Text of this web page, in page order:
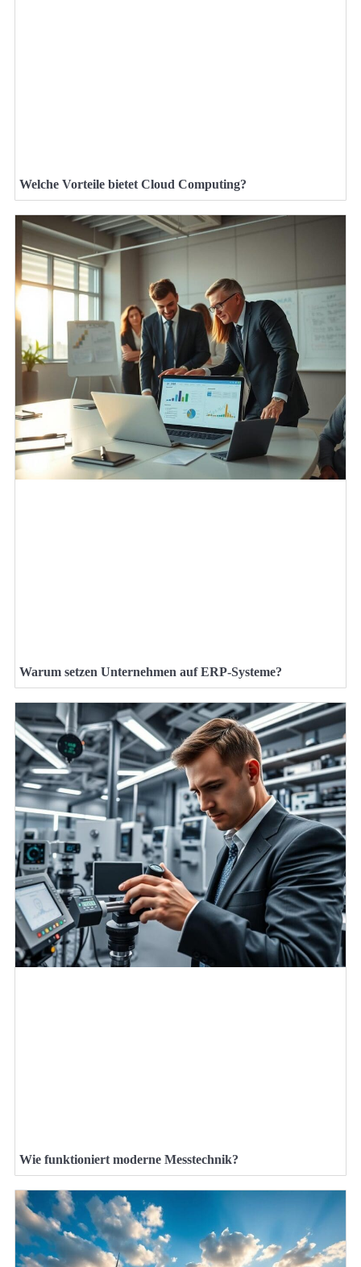
Welche Vorteile bietet Cloud Computing?
Warum setzen Unternehmen auf ERP-Systeme?
Wie funktioniert moderne Messtechnik?